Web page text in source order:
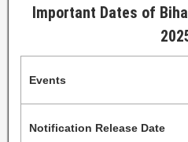
Important Dates of
Events
Notification Release Date